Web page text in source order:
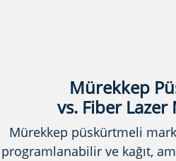
Mürekkep
vs. Fiber
Mürekkep püskürtmeli
programlanabilir ve kağıt,